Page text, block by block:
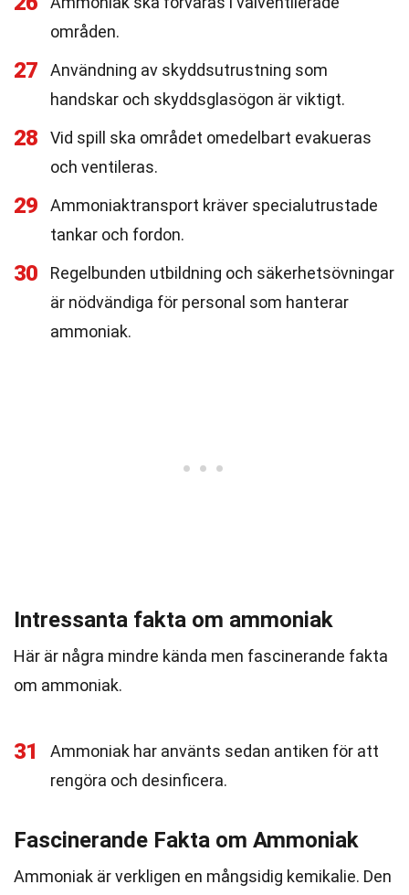
områden.
27
Användning av skyddsutrustning som
handskar och skyddsglasögon är viktigt.
28
Vid spill ska området omedelbart evakueras
och ventileras.
29
Ammoniaktransport kräver specialutrustade
tankar och fordon.
30
Regelbunden utbildning och säkerhetsövningar
är nödvändiga för personal som hanterar
ammoniak.
Intressanta fakta om ammoniak
Här är några mindre kända men fascinerande fakta
om ammoniak.
31
Ammoniak har använts sedan antiken för att
rengöra och desinficera.
Fascinerande Fakta om Ammoniak
Ammoniak är verkligen en mångsidig kemikalie. Den